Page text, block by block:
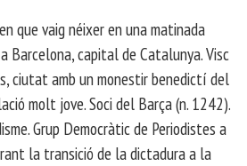
que vaig néixer en una matinada
Barcelona, capital de Catalunya. Visc
ciutat amb un monestir benedictí del
molt jove. Soci del Barça (n. 1242).
Grup Democràtic de Periodistes a
la transició de la dictadura a la